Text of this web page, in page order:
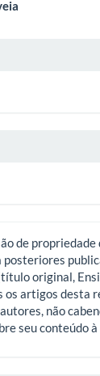
de propriedade
original,
os artigos desta
não
seu conteúdo à